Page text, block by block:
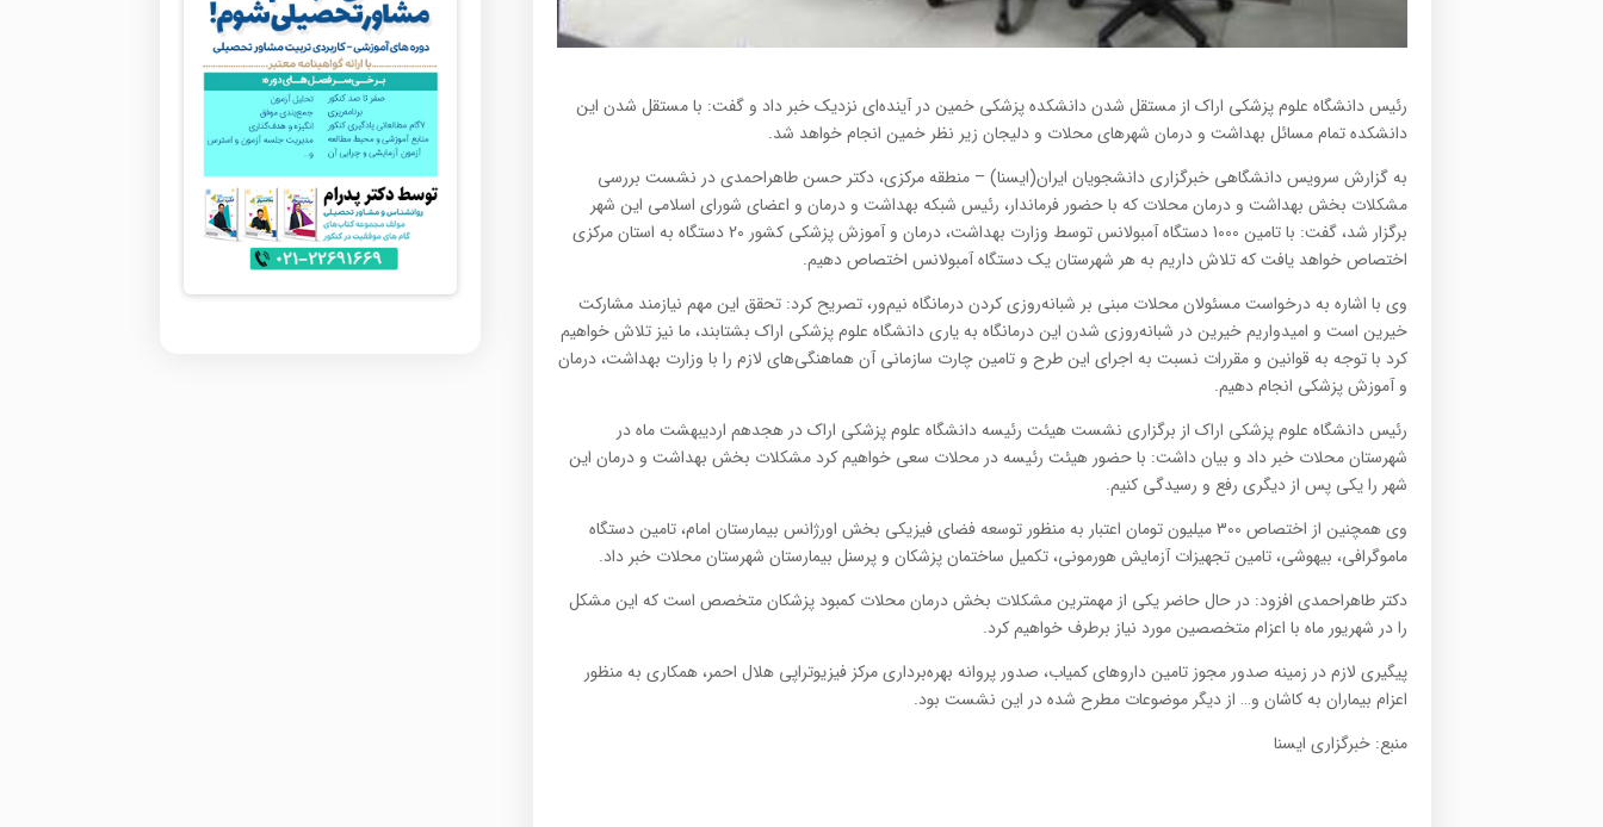
رئیس دانشگاه علوم پزشکی اراک از مستقل شدن دانشکده پزشکی خمین در آینده‌ای نزدیک خبر داد و گفت: با مستقل شدن این
دانشکده تمام مسائل بهداشت و درمان شهرهای محلات و دلیجان زیر نظر خمین انجام خواهد شد.
به گزارش سرویس دانشگاهی خبرگزاری دانشجویان ایران(ایسنا) – منطقه مرکزی، دکتر حسن طاهراحمدی در نشست بررسی
مشکلات بخش بهداشت و درمان محلات که با حضور فرماندار، رئیس شبکه بهداشت و درمان و اعضای شورای اسلامی این شهر
برگزار شد، گفت: با تامین 1000 دستگاه آمبولانس توسط وزارت بهداشت، درمان و آموزش پزشکی کشور 20 دستگاه به استان مرکزی
اختصاص خواهد یافت که تلاش داریم به هر شهرستان یک دستگاه آمبولانس اختصاص دهیم.
وی با اشاره به درخواست مسئولان محلات مبنی بر شبانه‌روزی کردن درمانگاه نیم‌ور، تصریح کرد: تحقق این مهم نیازمند مشارکت
خیرین است و امیدواریم خیرین در شبانه‌روزی شدن این درمانگاه به یاری دانشگاه علوم پزشکی اراک بشتابند، ما نیز تلاش خواهیم
کرد با توجه به قوانین و مقررات نسبت به اجرای این طرح و تامین چارت سازمانی آن هماهنگی‌های لازم را با وزارت بهداشت، درمان
و آموزش پزشکی انجام دهیم.
رئیس دانشگاه علوم پزشکی اراک از برگزاری نشست هیئت رئیسه دانشگاه علوم پزشکی اراک در هجدهم اردیبهشت ماه در
شهرستان محلات خبر داد و بیان داشت: با حضور هیئت رئیسه در محلات سعی خواهیم کرد مشکلات بخش بهداشت و درمان این
شهر را یکی پس از دیگری رفع و رسیدگی کنیم.
وی همچنین از اختصاص 300 میلیون تومان اعتبار به منظور توسعه فضای فیزیکی بخش اورژانس بیمارستان امام، تامین دستگاه
ماموگرافی، بیهوشی، تامین تجهیزات آزمایش هورمونی، تکمیل ساختمان پزشکان و پرسنل بیمارستان شهرستان محلات خبر داد.
دکتر طاهراحمدی افزود: در حال حاضر یکی از مهمترین مشکلات بخش درمان محلات کمبود پزشکان متخصص است که این مشکل
را در شهریور ماه با اعزام متخصصین مورد نیاز برطرف خواهیم کرد.
پیگیری لازم در زمینه صدور مجوز تامین داروهای کمیاب، صدور پروانه بهره‌برداری مرکز فیزیوتراپی هلال احمر، همکاری به منظور
اعزام بیماران به کاشان و… از دیگر موضوعات مطرح شده در این نشست بود.
منبع: خبرگزاری ایسنا